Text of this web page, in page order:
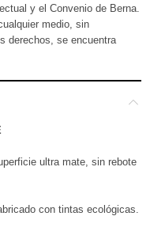
y el Convenio de Berna.
medio, sin
derechos, se encuentra
ultra mate, sin rebote
con tintas ecológicas.